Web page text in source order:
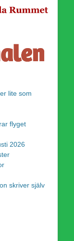
lite som
flyget
2026
skriver själv